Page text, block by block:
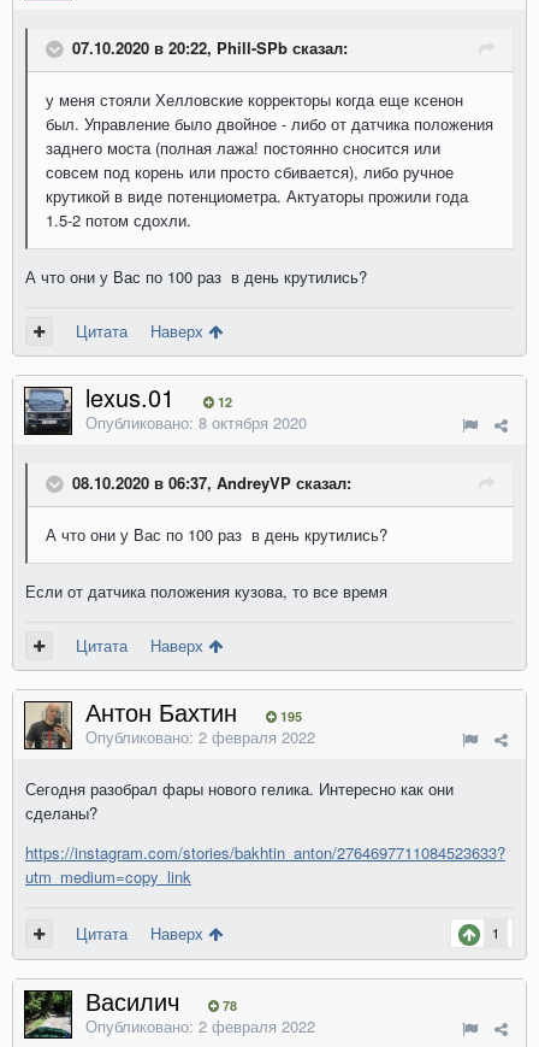
07.10.2020 в 20:22, Phill-SPb сказал:
у меня стояли Хелловские корректоры когда еще ксенон
был. Управление было двойное - либо от датчика положения
заднего моста (полная лажа! постоянно сносится или
совсем под корень или просто сбивается), либо ручное
крутикой в виде потенциометра. Актуаторы прожили года
1.5-2 потом сдохли.
А что они у Вас по 100 раз в день крутились?
Цитата Наверх
lexus.01 12
Опубликовано: 8 октября 2020
08.10.2020 в 06:37, AndreyVP сказал:
А что они у Вас по 100 раз в день крутились?
Если от датчика положения кузова, то все время
Цитата Наверх
Антон Бахтин 195
Опубликовано: 2 февраля 2022
Сегодня разобрал фары нового гелика. Интересно как они
сделаны?
https://instagram.com/stories/bakhtin_anton/2764697711084523633?
utm_medium=copy_link
1
Цитата Наверх
Василич 78
Опубликовано: 2 февраля 2022